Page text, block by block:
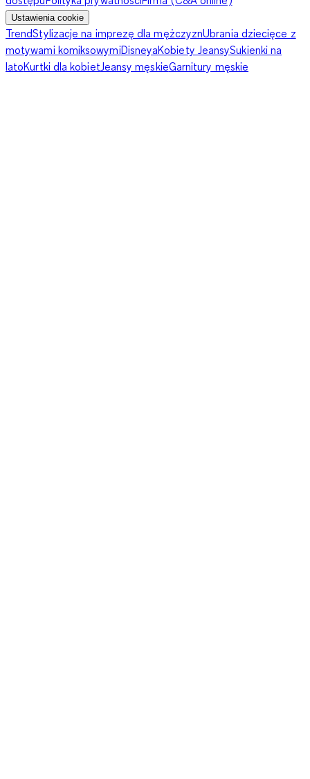
Ustawienia cookie
TrendStylizacje na imprezę dla mężczyznUbrania dziecięce z
motywami komiksowymiDisneyaKobiety JeansySukienki na
latoKurtki dla kobiet Jeansy męskieGarnitury męskie